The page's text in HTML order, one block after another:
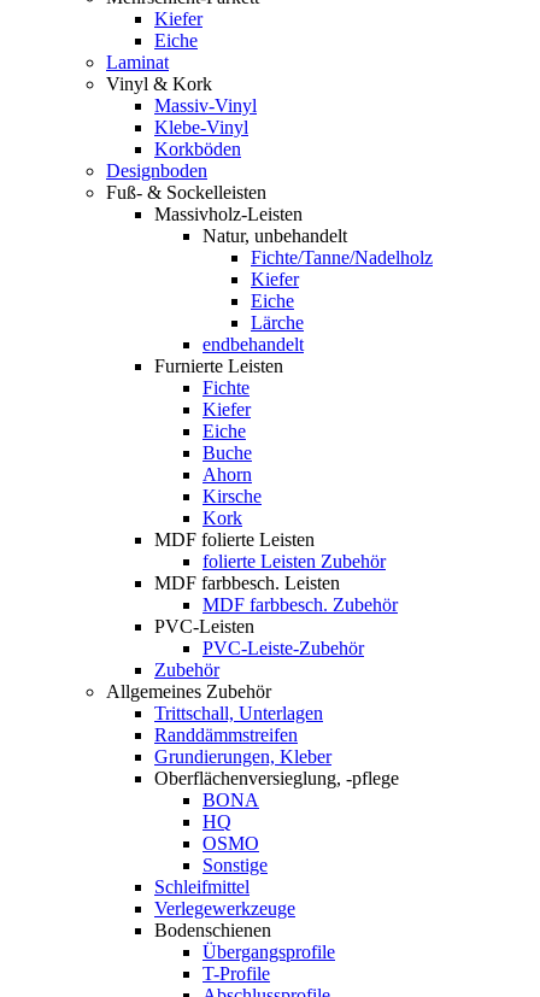
Kiefer
Eiche
Laminat
Vinyl & Kork
Massiv-Vinyl
Klebe-Vinyl
Korkböden
Designboden
Fuß- & Sockelleisten
Massivholz-Leisten
Natur, unbehandelt
Fichte/Tanne/Nadelholz
Kiefer
Eiche
Lärche
endbehandelt
Furnierte Leisten
Fichte
Kiefer
Eiche
Buche
Ahorn
Kirsche
Kork
MDF folierte Leisten
folierte Leisten Zubehör
MDF farbbesch. Leisten
MDF farbbesch. Zubehör
PVC-Leisten
PVC-Leiste-Zubehör
Zubehör
Allgemeines Zubehör
Trittschall, Unterlagen
Randdämmstreifen
Grundierungen, Kleber
Oberflächenversieglung, -pflege
BONA
HQ
OSMO
Sonstige
Schleifmittel
Verlegewerkzeuge
Bodenschienen
Übergangsprofile
T-Profile